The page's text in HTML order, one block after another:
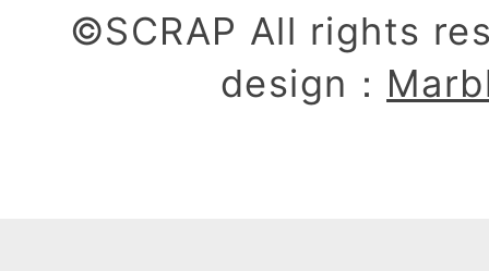
©SCRAP All rights
design：